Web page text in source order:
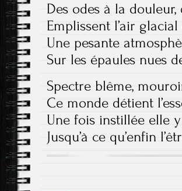
Des odes à la
Emplissent l’air
Une pesante
Sur les épaules nues
Spectre blême,
Ce monde détient
Une fois instillée elle
Jusqu’à ce qu’enfin